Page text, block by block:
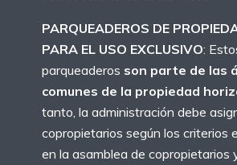
PARQUEADEROS DE
PARA EL USO EXCLUSIVO:
parqueaderos son parte de las
comunes de la propiedad
tanto, la administración debe
copropietarios según los criterios
en la asamblea de copropietarios